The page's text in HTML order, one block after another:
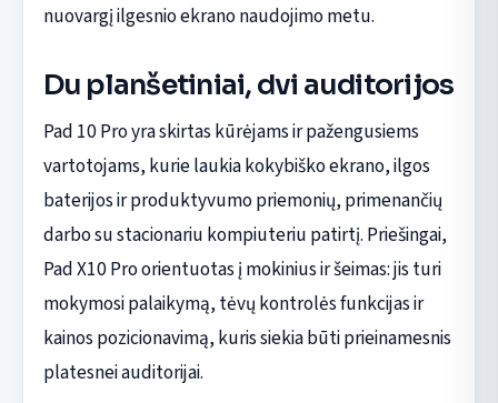
nuovargį ilgesnio ekrano naudojimo metu.
Du planšetiniai, dvi auditorijos
Pad 10 Pro yra skirtas kūrėjams ir pažengusiems
vartotojams, kurie laukia kokybiško ekrano, ilgos
baterijos ir produktyvumo priemonių, primenančių
darbo su stacionariu kompiuteriu patirtį. Priešingai,
Pad X10 Pro orientuotas į mokinius ir šeimas: jis turi
mokymosi palaikymą, tėvų kontrolės funkcijas ir
kainos pozicionavimą, kuris siekia būti prieinamesnis
platesnei auditorijai.